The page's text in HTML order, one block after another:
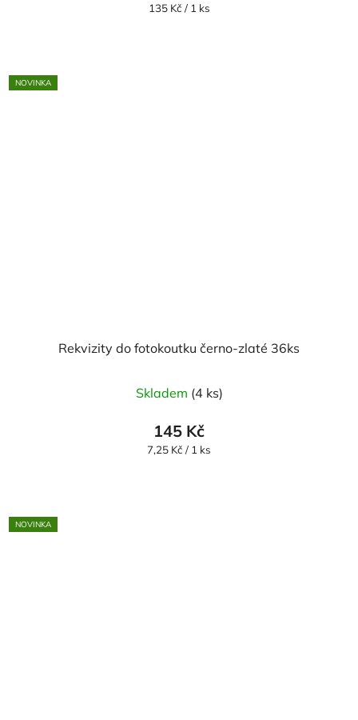
Měrná
135 Kč / 1 ks
NOVINKA
Rekvizity do fotokoutku černo-zlaté 36ks
Skladem (4 ks)
145 Kč
Měrná
7,25 Kč / 1 ks
NOVINKA